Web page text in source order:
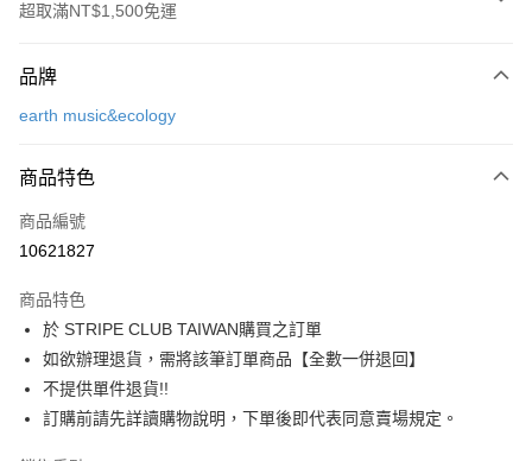
超取滿NT$1,500免運
信用卡一次付款
3 期 0 利率 每期
合作金庫商業銀行
上海商業儲蓄銀行
臺灣中小企業銀行
匯豐（台灣）商業銀行
華泰商業銀行
聯邦商業銀行
遠東國際商業銀行
元大商業銀行
玉山商業銀行
星展（台灣）商業銀行
超商取貨付款
LINE Pay
Apple Pay
街口支付
悠遊付
品牌
earth music&ecology
商品特色
商品編號
10621827
商品特色
於 STRIPE CLUB TAIWAN購買之訂單
如欲辦理退貨，需將該筆訂單商品【全數一併退回】
不提供單件退貨!!
訂購前請先詳讀購物說明，下單後即代表同意賣場規定。